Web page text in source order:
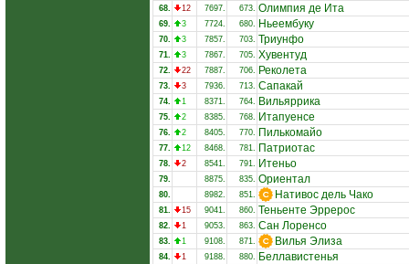
68. 12 7697. 673. Олимпия де Ита
69. 3 7724. 680. Ньеембуку
70. 3 7857. 703. Триунфо
71. 3 7867. 705. Хувентуд
72. 22 7887. 706. Реколета
73. 3 7936. 713. Сапакай
74. 1 8371. 764. Вильяррика
75. 2 8385. 768. Итапуенсе
76. 2 8405. 770. Пилькомайо
77. 12 8468. 781. Патриотас
78. 2 8541. 791. Итеньо
79. 8875. 835. Ориентал
80. 8982. 851. Нативос дель Чако
81. 15 9041. 860. Теньенте Эррерос
82. 1 9053. 863. Сан Лоренсо
83. 1 9108. 871. Вилья Элиза
84. 1 9188. 880. Беллавистенья